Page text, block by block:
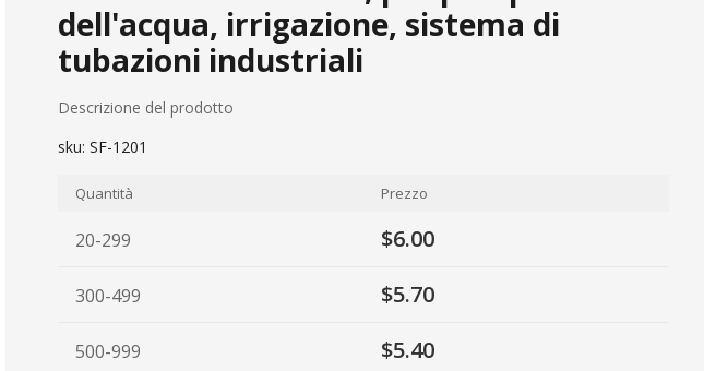
dell'acqua, irrigazione, sistema di
tubazioni industriali
Descrizione del prodotto
sku: SF-1201
Quantità Prezzo
20-299 $6.00
300-499 $5.70
500-999 $5.40